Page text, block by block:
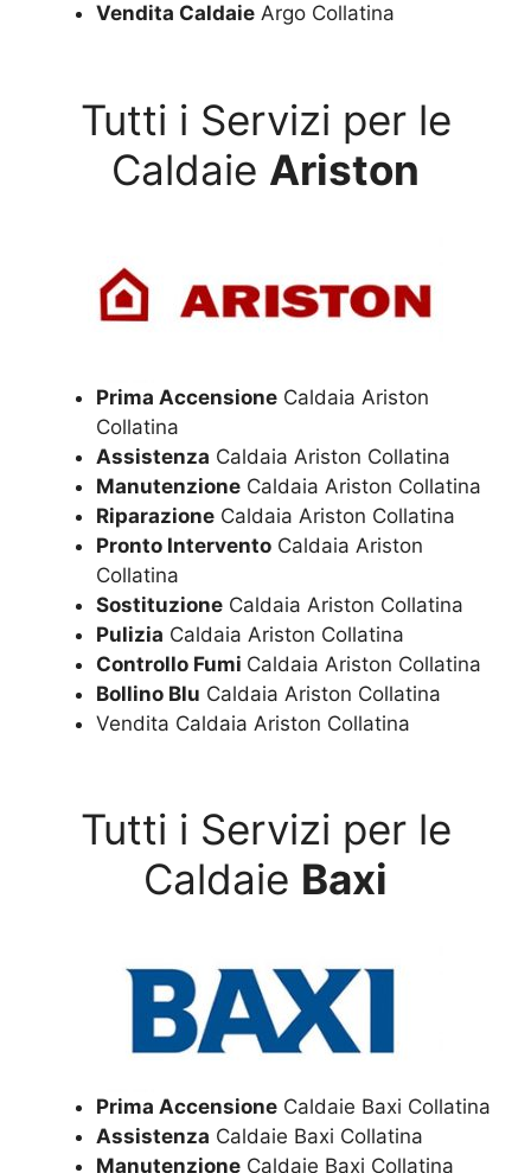
Vendita Caldaie Argo Collatina
Tutti i Servizi per le
Caldaie Ariston
Prima Accensione Caldaia Ariston
Collatina
Assistenza Caldaia Ariston Collatina
Manutenzione Caldaia Ariston Collatina
Riparazione Caldaia Ariston Collatina
Pronto Intervento Caldaia Ariston
Collatina
Sostituzione Caldaia Ariston Collatina
Pulizia Caldaia Ariston Collatina
Controllo Fumi Caldaia Ariston Collatina
Bollino Blu Caldaia Ariston Collatina
Vendita Caldaia Ariston Collatina
Tutti i Servizi per le
Caldaie Baxi
Prima Accensione Caldaie Baxi Collatina
Assistenza Caldaie Baxi Collatina
Manutenzione Caldaie Baxi Collatina